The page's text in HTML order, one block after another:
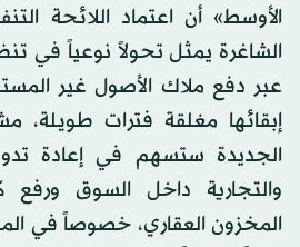
الأوسط» أن اعتماد اللائحة
الشاغرة يمثل تحولاً نوعياً في
عبر دفع ملاك الأصول غير
إبقائها مغلقة فترات طويلة،
الجديدة ستسهم في إعادة
والتجارية داخل السوق ورفع
المخزون العقاري، خصوصاً في